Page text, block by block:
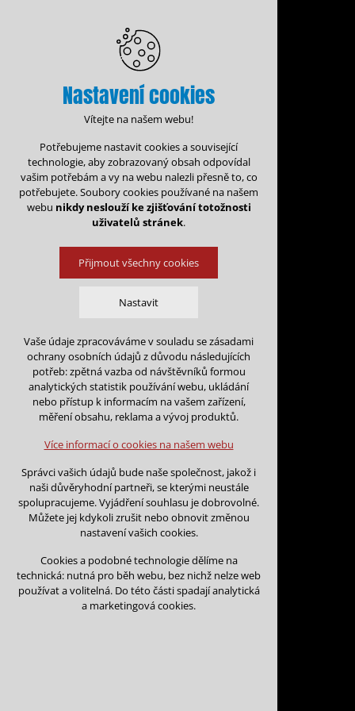
Administrace rezervací
Rezervace na:
Zpět na kalendář
Na tento den nejsou podány
Můžete vložit rezervaci v
Vložit rezervaci na tento den
Nastavení cookies
Vítejte na našem webu!
Potřebujeme nastavit cookies a související
technologie, aby zobrazovaný obsah odpovídal
vašim potřebám a vy na webu nalezli přesně to, co
potřebujete. Soubory cookies používané na našem
webu nikdy neslouží ke zjišťování totožnosti
uživatelů stránek.
Přijmout všechny cookies
Nastavit
Technická cookies
nutná pro provozování webu
udržení kontextu stránek (session):
případná přihlášení, volby jazyka, apod.
Volitelná cookies
analytická pro anonymizované vyhodnocení
návštěvnosti
marketingová cookies (Google)
Více informací o cookies na našem webu
Odmítnout vše
Vaše údaje zpracováváme v souladu se zásadami
ochrany osobních údajů z důvodu následujících
potřeb: zpětná vazba od návštěvníků formou
analytických statistik používání webu, ukládání
nebo přístup k informacím na vašem zařízení,
měření obsahu, reklama a vývoj produktů.
Více informací o cookies na našem webu
Správci vašich údajů bude naše společnost, jakož i
naši důvěryhodní partneři, se kterými neustále
spolupracujeme. Vyjádření souhlasu je dobrovolné.
Můžete jej kdykoli zrušit nebo obnovit změnou
nastavení vašich cookies.
Cookies a podobné technologie dělíme na
technická: nutná pro běh webu, bez nichž nelze web
používat a volitelná. Do této části spadají analytická
a marketingová cookies.